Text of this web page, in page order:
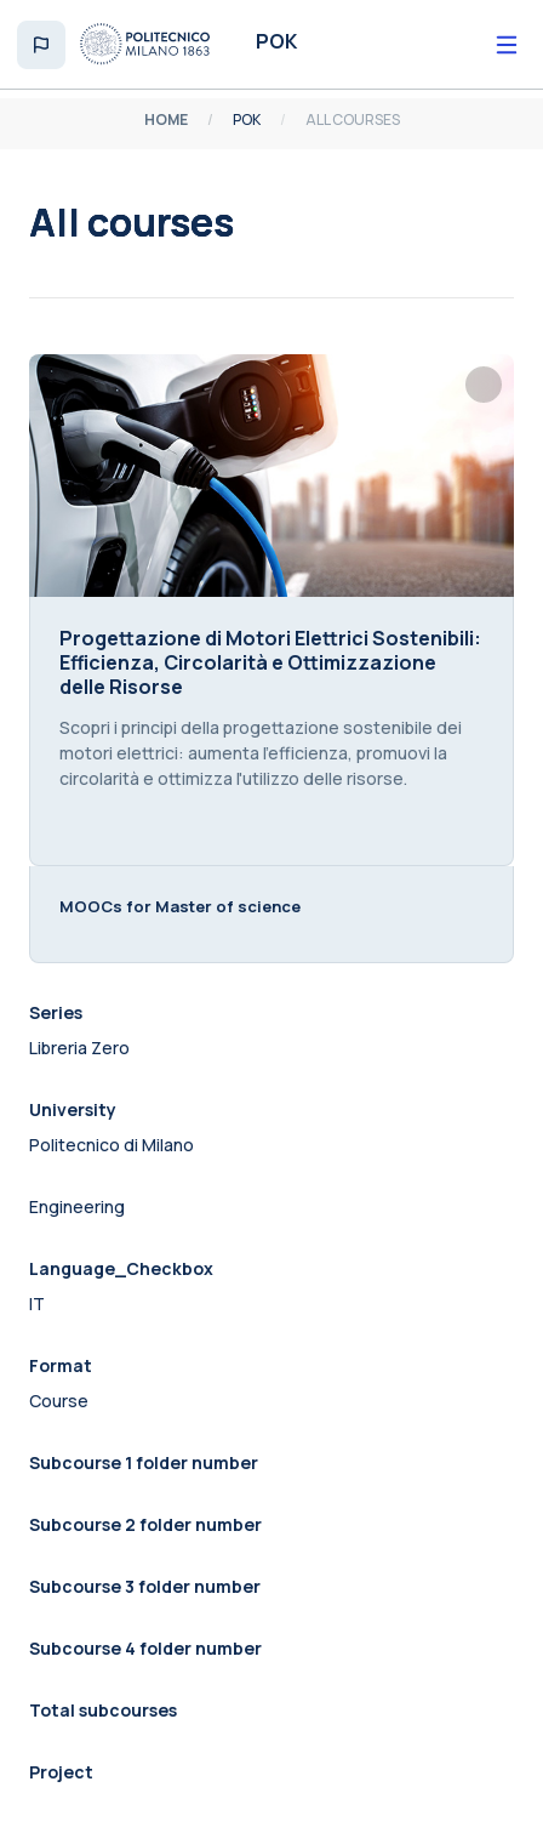
POK
HOME POK ALL COURSES
All courses
Progettazione di Motori Elettrici Sostenibili:
Progettazione di Motori Elettrici Sostenibili:
Efficienza, Circolarità e Ottimizzazione
delle Risorse
Course summary text:
Scopri i principi della progettazione sostenibile dei
motori elettrici: aumenta l'efficienza, promuovi la
circolarità e ottimizza l'utilizzo delle risorse.
MOOCs for Master of science
Series
Libreria Zero
University
Politecnico di Milano
Engineering
Language_Checkbox
IT
Format
Course
Subcourse 1 folder number
Subcourse 2 folder number
Subcourse 3 folder number
Subcourse 4 folder number
Total subcourses
Project